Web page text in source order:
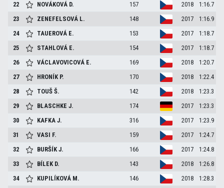
22
NOVÁKOVÁ D. 157 2018
1:16.7
23
ZENEFELSOVÁ L. 148 2017
1:16.9
24
TAUEROVÁ E. 153 2017
1:18.7
25
STAHLOVÁ E. 154 2017
1:18.7
26
VÁCLAVOVICOVÁ E. 169 2018
1:20.7
27
HRONÍK P. 170 2018
1:22.4
28
TOUŠŠ. 142 2018
1:23.3
29
BLASCHKEJ. 174 2017
1:23.3
30
KAFKAJ. 316 2017
1:23.9
31
VASI F. 159 2017
1:24.7
32
BURŠÍKJ. 166 2017
1:24.8
33
BÍLEK D. 143 2018
1:26.8
34
KUPILÍKOVÁ M. 146 2018
1:28.3